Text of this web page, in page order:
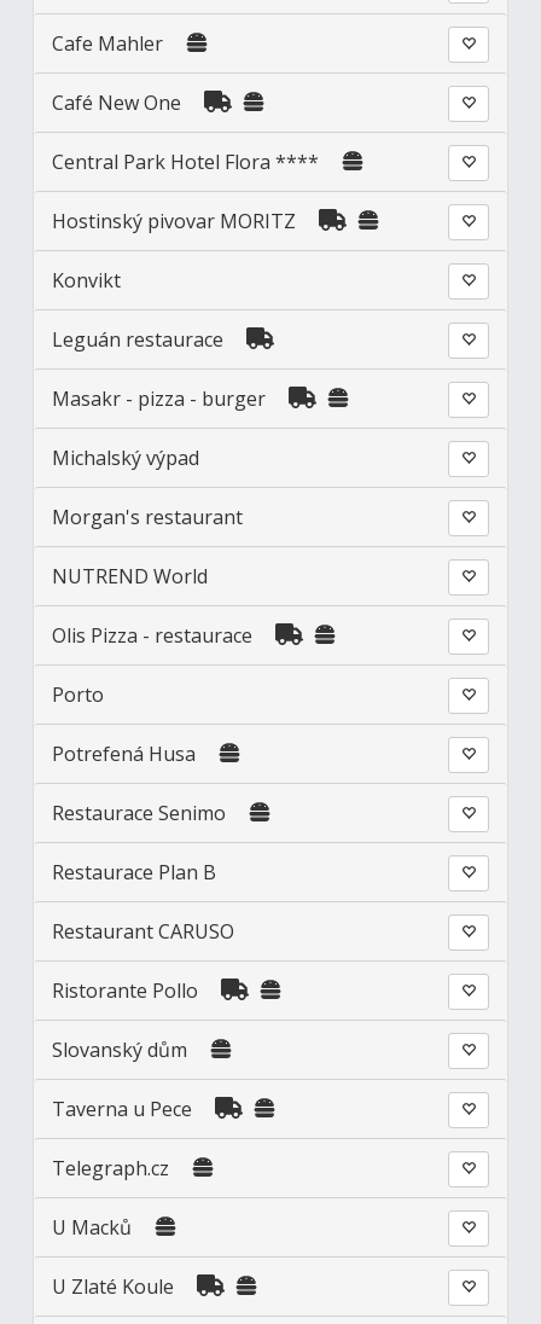
Cafe Mahler
Café New One
Central Park Hotel Flora ****
Hostinský pivovar MORITZ
Konvikt
Leguán restaurace
Masakr - pizza - burger
Michalský výpad
Morgan's restaurant
NUTREND World
Olis Pizza - restaurace
Porto
Potrefená Husa
Restaurace Senimo
Restaurace Plan B
Restaurant CARUSO
Ristorante Pollo
Slovanský dům
Taverna u Pece
Telegraph.cz
U Macků
U Zlaté Koule